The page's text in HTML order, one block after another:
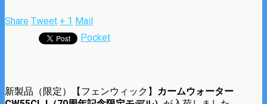
Share Tweet + 1 Mail
Pocket
新製品（限定）【フェンウィック】 カームウォーター